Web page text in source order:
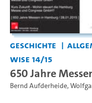
Geschichte
WiSe 14/15
650 Jahre
Bernd Aufderheide,